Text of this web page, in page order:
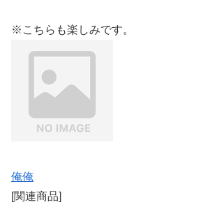
※こちらも楽しみです。
俺俺
[関連商品]